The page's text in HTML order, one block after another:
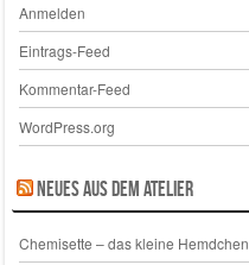
Anmelden
Eintrags-Feed
Kommentar-Feed
WordPress.org
Neues aus dem Atelier
Chemisette – das kleine Hemdchen